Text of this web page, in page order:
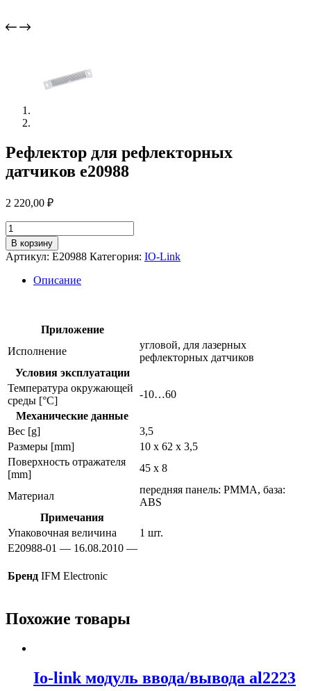
Рефлектор для рефлекторных
датчиков e20988
2 220,00 ₽
Количество
товара
Рефлектор
для
рефлекторных
датчиков
В корзину
Артикул: E20988 Категория: IO-Link
Описание
Приложение
Исполнение
угловой, для лазерных
рефлекторных датчиков
Условия эксплуатации
Температура окружающей
среды [°C]
-10…60
Механические данные
Вес [g]
3,5
Размеры [mm]
10 x 62 x 3,5
Поверхность отражателя
[mm]
45 x 8
Материал
передняя панель: PMMA, база:
ABS
Примечания
Упаковочная величина
1 шт.
E20988-01 — 16.08.2010 —
Бренд IFM Electronic
Похожие товары
Io-link модуль ввода/вывода al2223